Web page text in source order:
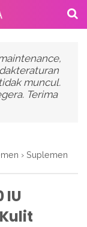
muncul.
Terima
› Suplemen
IU